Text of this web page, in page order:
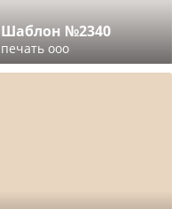
Шаблон №2340
печать ооо